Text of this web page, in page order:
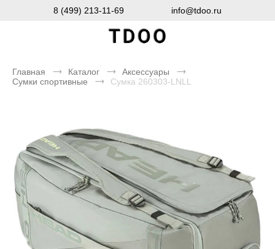
8 (499) 213-11-69 info@tdoo.ru
Главная Каталог
Аксессуары
Сумки спортивные
Сумка 260303-LNLL